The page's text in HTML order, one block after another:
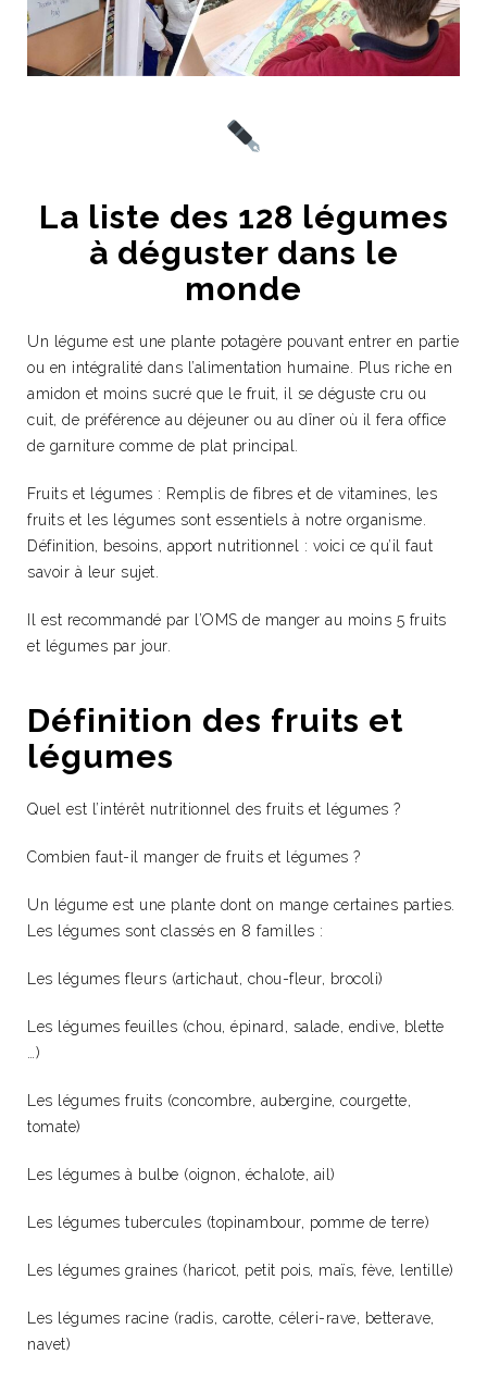
La liste des 128 légumes
à déguster dans le
monde
Un légume est une plante potagère pouvant entrer en partie
ou en intégralité dans l’alimentation humaine. Plus riche en
amidon et moins sucré que le fruit, il se déguste cru ou
cuit, de préférence au déjeuner ou au dîner où il fera office
de garniture comme de plat principal.
Fruits et légumes : Remplis de fibres et de vitamines, les
fruits et les légumes sont essentiels à notre organisme.
Définition, besoins, apport nutritionnel : voici ce qu’il faut
savoir à leur sujet.
Il est recommandé par l’OMS de manger au moins 5 fruits
et légumes par jour.
Définition des fruits et
légumes
Quel est l’intérêt nutritionnel des fruits et légumes ?
Combien faut-il manger de fruits et légumes ?
Un légume est une plante dont on mange certaines parties.
Les légumes sont classés en 8 familles :
Les légumes fleurs (artichaut, chou-fleur, brocoli)
Les légumes feuilles (chou, épinard, salade, endive, blette
…)
Les légumes fruits (concombre, aubergine, courgette,
tomate)
Les légumes à bulbe (oignon, échalote, ail)
Les légumes tubercules (topinambour, pomme de terre)
Les légumes graines (haricot, petit pois, maïs, fève, lentille)
Les légumes racine (radis, carotte, céleri-rave, betterave,
navet)